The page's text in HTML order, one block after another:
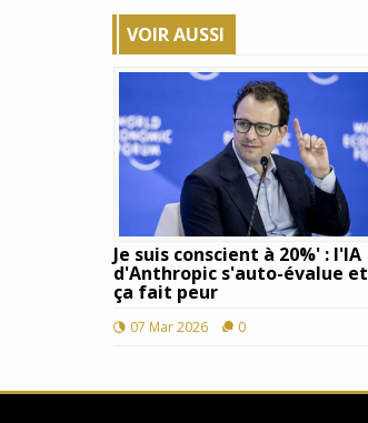
VOIR AUSSI
Je suis conscient à 20%' : l'IA
d'Anthropic s'auto-évalue et
ça fait peur
07 Mar 2026 0